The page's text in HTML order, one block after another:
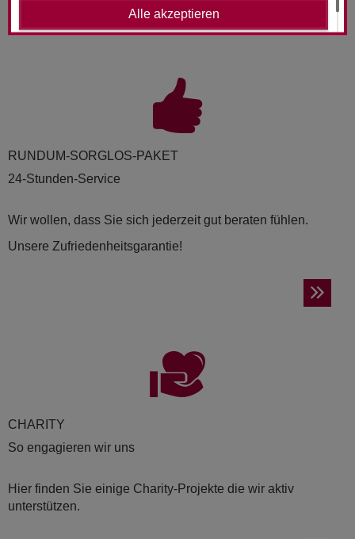
Alle akzeptieren
SERVICES & ENGAGEMENT
RUND­UM-SORG­LOS-PAKET
24-Stunden-Service
Wir wollen, dass Sie sich jederzeit gut beraten fühlen.
Unsere Zufriedenheitsgarantie!
CHA­RI­TY
So engagieren wir uns
Hier finden Sie einige Charity-Projekte die wir aktiv
unterstützen.